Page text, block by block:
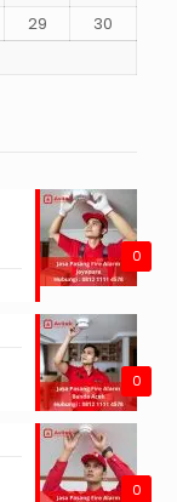
29
30
0
0
0